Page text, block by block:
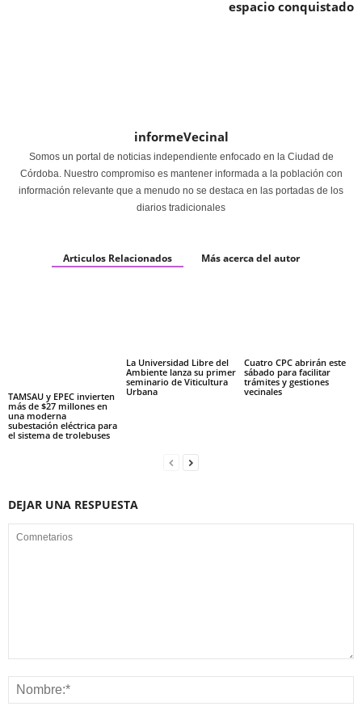
espacio conquistado
informeVecinal
Somos un portal de noticias independiente enfocado en la Ciudad de
Córdoba. Nuestro compromiso es mantener informada a la población con
información relevante que a menudo no se destaca en las portadas de los
diarios tradicionales
Articulos Relacionados Más acerca del autor
TAMSAU y EPEC invierten
más de $27 millones en
una moderna
subestación eléctrica para
el sistema de trolebuses
La Universidad Libre del
Ambiente lanza su primer
seminario de Viticultura
Urbana
Cuatro CPC abrirán este
sábado para facilitar
trámites y gestiones
vecinales
DEJAR UNA RESPUESTA